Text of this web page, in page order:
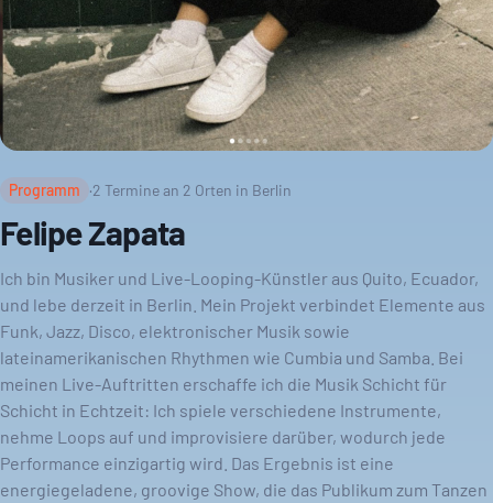
Programm ·2 Termine an 2 Orten in Berlin
Felipe Zapata
Ich bin Musiker und Live-Looping-Künstler aus Quito, Ecuador,
und lebe derzeit in Berlin. Mein Projekt verbindet Elemente aus
Funk, Jazz, Disco, elektronischer Musik sowie
lateinamerikanischen Rhythmen wie Cumbia und Samba. Bei
meinen Live-Auftritten erschaffe ich die Musik Schicht für
Schicht in Echtzeit: Ich spiele verschiedene Instrumente,
nehme Loops auf und improvisiere darüber, wodurch jede
Performance einzigartig wird. Das Ergebnis ist eine
energiegeladene, groovige Show, die das Publikum zum Tanzen